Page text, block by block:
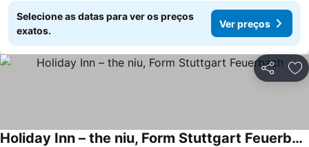
Selecione as datas para ver os preços
exatos.
Ver preços
Partilhar
Holiday Inn – the niu, Form Stuttgart Feuerbach